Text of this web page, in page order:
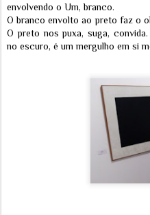
envolvendo o Um, branco.
O branco envolto ao preto faz o
O preto nos puxa, suga,
no escuro, é um mergulho em si